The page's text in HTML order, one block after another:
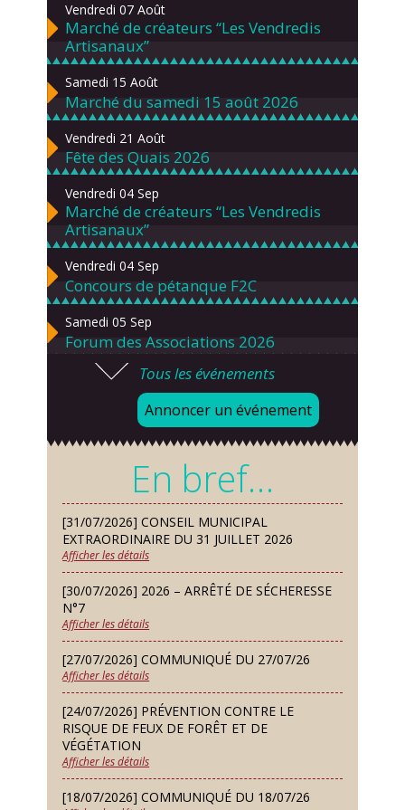
Vendredi 07 Août
Marché de créateurs “Les Vendredis
Artisanaux”
Samedi 15 Août
Marché du samedi 15 août 2026
Vendredi 21 Août
Fête des Quais 2026
Vendredi 04 Sep
Marché de créateurs “Les Vendredis
Artisanaux”
Vendredi 04 Sep
Concours de pétanque F2C
Samedi 05 Sep
Forum des Associations 2026
Lundi 07 Sep
Danses solo et en couple – cours
d’essai gratuit
Mardi 08 Sep
Chorale À travers chants
Samedi 12 Sep
Défi de pêche aux leurres (concept
lure house)
Dimanche 13 Sep
Repas de fouées
Lundi 14 Sep
Conseil municipal du 14 septembre
2026
Jeudi 24 Sep
Permanence des Architectes des
Bâtiments de France
Samedi 26 Sep
Concours de palets
Tous les événements
Annoncer un événement
En bref…
[31/07/2026] CONSEIL MUNICIPAL
EXTRAORDINAIRE DU 31 JUILLET 2026
Afficher les détails
[30/07/2026] 2026 – ARRÊTÉ DE SÉCHERESSE
N°7
Afficher les détails
[27/07/2026] COMMUNIQUÉ DU 27/07/26
Afficher les détails
[24/07/2026] PRÉVENTION CONTRE LE
RISQUE DE FEUX DE FORÊT ET DE
VÉGÉTATION
Afficher les détails
[18/07/2026] COMMUNIQUÉ DU 18/07/26